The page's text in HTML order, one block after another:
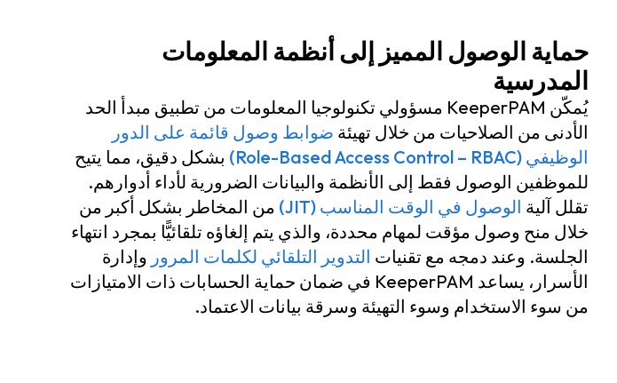
حماية الوصول المميز إلى أنظمة المعلومات
المدرسية
يُمكّن KeeperPAM مسؤولي تكنولوجيا المعلومات من تطبيق مبدأ الحد
الأدنى من الصلاحيات من خلال تهيئة ضوابط وصول قائمة على الدور
الوظيفي (Role-Based Access Control – RBAC)
بشكل دقيق، مما يتيح
للموظفين الوصول فقط إلى الأنظمة والبيانات الضرورية لأداء أدوارهم.
تقلل آلية الوصول في الوقت المناسب (JIT)
من المخاطر بشكل أكبر من
خلال منح وصول مؤقت لمهام محددة، والذي يتم إلغاؤه تلقائيًّا بمجرد انتهاء
الجلسة. وعند دمجه مع تقنيات التدوير التلقائي لكلمات المرور وإدارة
الأسرار، يساعد KeeperPAM في ضمان حماية الحسابات ذات الامتيازات
من سوء الاستخدام وسوء التهيئة وسرقة بيانات الاعتماد.